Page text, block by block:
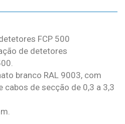
FCP 500
de detetores
branco RAL 9003, com
cabos de secção de 0,3 a 3,3